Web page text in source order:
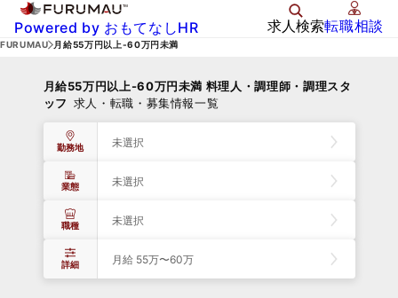
Powered by おもてなしHR 求人検索転職相談
FURUMAU 月給55万円以上-60万円未満
月給55万円以上-60万円未満 料理人・調理師・調理スタ
ッフ 求人・転職・募集情報一覧
勤務地 未選択
業態 未選択
職種 未選択
詳細 月給 55万〜60万